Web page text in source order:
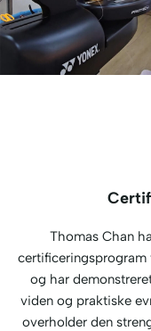
Thomas Chan
og har
viden og praktiske
overholder den